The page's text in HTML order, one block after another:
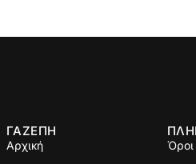
ΓΑΖΕΠΗ
Αρχική